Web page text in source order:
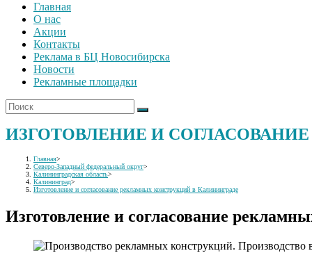
Главная
О нас
Акции
Контакты
Реклама в БЦ Новосибирска
Новости
Рекламные площадки
ИЗГОТОВЛЕНИЕ И
Главная>
Северо-Западный федеральный округ>
Калининградская область>
Калининград>
Изготовление и согласование рекламных конструкций в Калининграде
Изготовление и согласование